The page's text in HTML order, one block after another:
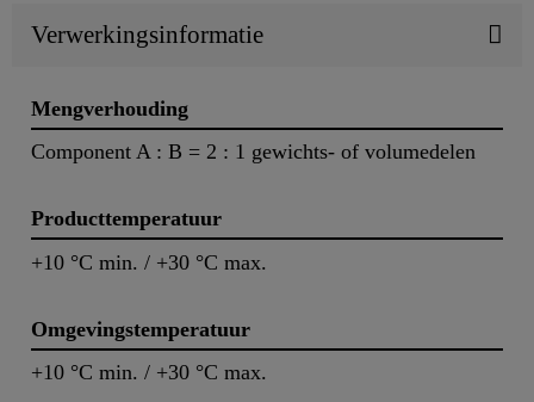
Verwerkingsinformatie
Mengverhouding
Component A : B = 2 : 1 gewichts- of volumedelen
Producttemperatuur
+10 °C min. / +30 °C max.
Omgevingstemperatuur
+10 °C min. / +30 °C max.